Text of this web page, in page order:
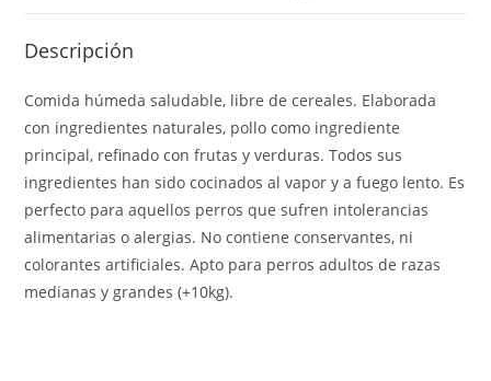
Descripción
Comida húmeda saludable, libre de cereales. Elaborada
con ingredientes naturales, pollo como ingrediente
principal, refinado con frutas y verduras. Todos sus
ingredientes han sido cocinados al vapor y a fuego lento. Es
perfecto para aquellos perros que sufren intolerancias
alimentarias o alergias. No contiene conservantes, ni
colorantes artificiales. Apto para perros adultos de razas
medianas y grandes (+10kg).